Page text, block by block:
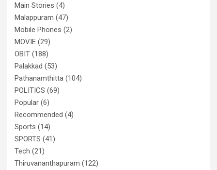
Main Stories (4)
Malappuram (47)
Mobile Phones (2)
MOVIE (29)
OBIT (188)
Palakkad (53)
Pathanamthitta (104)
POLITICS (69)
Popular (6)
Recommended (4)
Sports (14)
SPORTS (41)
Tech (21)
Thiruvananthapuram (122)